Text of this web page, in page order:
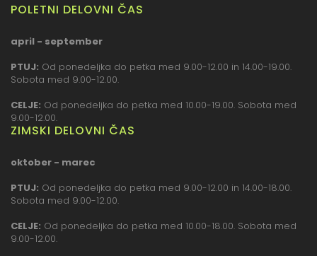
POLETNI DELOVNI ČAS
april - september
PTUJ: Od ponedeljka do petka med 9.00-12.00 in 14.00-19.00.
Sobota med 9.00-12.00.
CELJE: Od ponedeljka do petka med 10.00-19.00. Sobota med
9.00-12.00.
ZIMSKI DELOVNI ČAS
oktober - marec
PTUJ: Od ponedeljka do petka med 9.00-12.00 in 14.00-18.00.
Sobota med 9.00-12.00.
CELJE: Od ponedeljka do petka med 10.00-18.00. Sobota med
9.00-12.00.